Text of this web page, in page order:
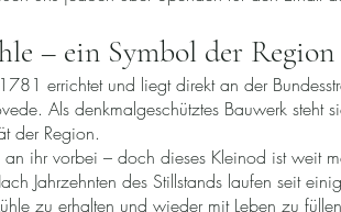
– ein Symbol der Region
errichtet und liegt direkt an der
Als denkmalgeschütztes Bauwerk steht
der Region.
an ihr vorbei – doch dieses Kleinod ist weit
Jahrzehnten des Stillstands laufen seit
zu erhalten und wieder mit Leben zu